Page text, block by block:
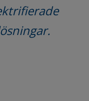
Dong och Mike
Arne Nåbo och